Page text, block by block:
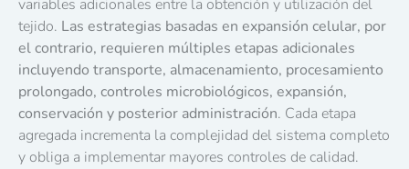
variables adicionales entre la obtención y utilización del
tejido. Las estrategias basadas en expansión celular, por
el contrario, requieren múltiples etapas adicionales
incluyendo transporte, almacenamiento, procesamiento
prolongado, controles microbiológicos, expansión,
conservación y posterior administración. Cada etapa
agregada incrementa la complejidad del sistema completo
y obliga a implementar mayores controles de calidad.